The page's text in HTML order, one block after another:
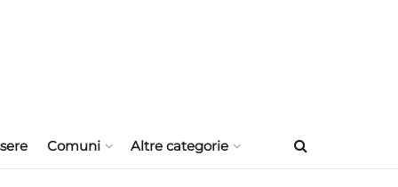
Comuni Altre categorie